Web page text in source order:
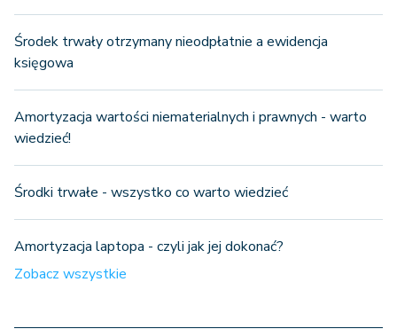
Środek trwały otrzymany nieodpłatnie a ewidencja
księgowa
Amortyzacja wartości niematerialnych i prawnych - warto
wiedzieć!
Środki trwałe - wszystko co warto wiedzieć
Amortyzacja laptopa - czyli jak jej dokonać?
Zobacz wszystkie